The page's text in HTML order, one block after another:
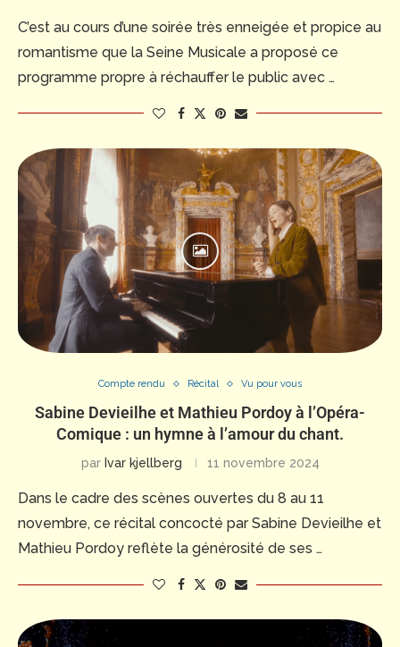
C’est au cours d’une soirée très enneigée et propice au
romantisme que la Seine Musicale a proposé ce
programme propre à réchauffer le public avec …
Compte rendu Récital Vu pour vous
Sabine Devieilhe et Mathieu Pordoy à l’Opéra-
Comique : un hymne à l’amour du chant.
par Ivar kjellberg 11 novembre 2024
Dans le cadre des scènes ouvertes du 8 au 11
novembre, ce récital concocté par Sabine Devieilhe et
Mathieu Pordoy reflète la générosité de ses …